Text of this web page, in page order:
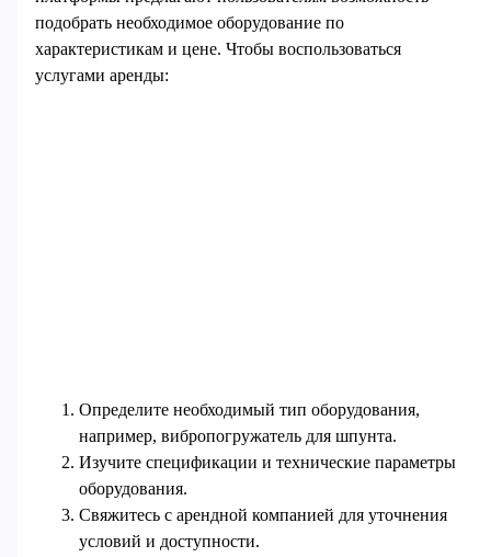
подобрать необходимое оборудование по
характеристикам и цене. Чтобы воспользоваться
услугами аренды:
Определите необходимый тип оборудования,
например, вибропогружатель для шпунта.
Изучите спецификации и технические параметры
оборудования.
Свяжитесь с арендной компанией для уточнения
условий и доступности.